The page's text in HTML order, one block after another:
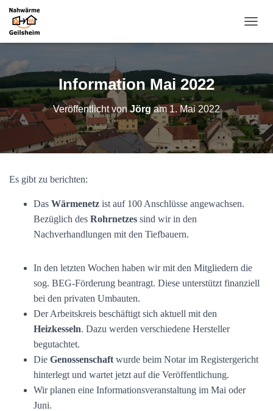
A
G
A
T
O
N
U
Information Mai 2022
Veröffentlicht vonJörgam 1. Mai 2022
Es gibt zu berichten:
Das Wärmenetz ist auf 100 Anschlüsse angewachsen.
Bezüglich des Rohrnetzes sind wir in den
Nachverhandlungen mit den Tiefbauern.
In den letzten Wochen haben wir mit den Mitgliedern die
sog. BEG-Förderung beantragt. Diese unterstützt finanziell
bei den privaten Umbauten.
Der Arbeitskreis beschäftigt sich aktuell mit den
Heizkesseln. Dazu werden verschiedene Hersteller
begutachtet.
Die Genossenschaft wurde beim Notar im Registergericht
hinterlegt und wartet jetzt auf die Veröffentlichung.
Wir planen eine Informationsveranstaltung im Mai oder
Juni.